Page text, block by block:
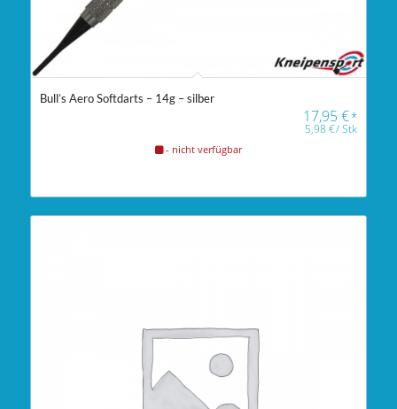
Bull’s Aero Softdarts – 14g – silber
17,95€*
5,98€/Stk
- nicht verfügbar